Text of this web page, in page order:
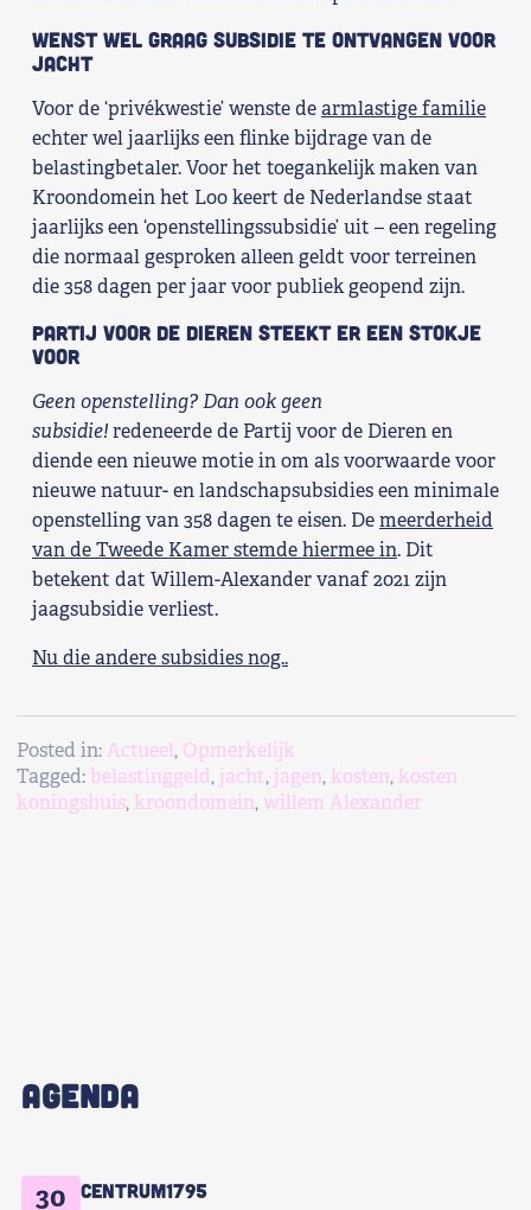
Wenst wel graag subsidie te ontvangen voor
jacht
Voor de ‘privékwestie’ wenste dearmlastige familie
echter wel jaarlijks een flinke bijdrage van de
belastingbetaler. Voor het toegankelijk maken van
Kroondomein het Loo keert de Nederlandse staat
jaarlijks een ‘openstellingssubsidie’ uit – een regeling
die normaal gesproken alleen geldt voor terreinen
die 358 dagen per jaar voor publiek geopend zijn.
Partij voor de Dieren steekt er een stokje
voor
Geen openstelling? Dan ook geen
subsidie!redeneerde de Partij voor de Dieren en
diende een nieuwe motie in om als voorwaarde voor
nieuwe natuur- en landschapsubsidies een minimale
openstelling van 358 dagen te eisen. Demeerderheid
van de Tweede Kamer stemde hiermee in. Dit
betekent dat Willem-Alexander vanaf 2021 zijn
jaagsubsidie verliest.
Nu die andere subsidies nog..
Posted in:Actueel, Opmerkelijk
Tagged: belastinggeld, jacht, jagen, kosten, kosten
koningshuis, kroondomein,willem Alexander
AGENDA
30 Centrum1795